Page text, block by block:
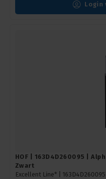
Login
HOF | 163D4D260095 |
Zwart
Excellent Line* | 163D4D260095